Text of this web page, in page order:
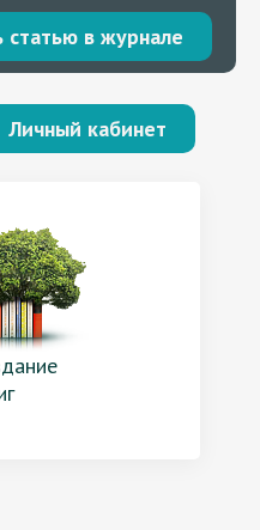
статью в журнале
Личный кабинет